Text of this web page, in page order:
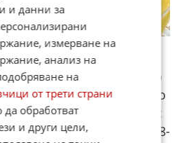
почти всички вариации
и до последната, която
нашия тест и вероятно
а именно версията с
бензинов двигател с 48-
и данни за
измерване на
анализ на
на
от трети страни
обработват
и други цели,